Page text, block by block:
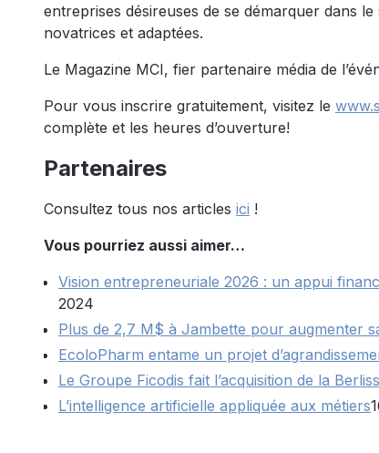
entreprises désireuses de se démarquer dans
novatrices et adaptées.
Le Magazine MCI, fier partenaire média de
Pour vous inscrire gratuitement, visitez le
complète et les heures d’ouverture!
Partenaires
Consultez tous nos articles ici !
Vous pourriez aussi aimer…
Vision entrepreneuriale 2026 : un appui
2024
Plus de 2,7 M$ à Jambette pour augmenter
EcoloPharm entame un projet
Le Groupe Ficodis fait l’acquisition de la
L’intelligence artificielle appliquée aux métiers